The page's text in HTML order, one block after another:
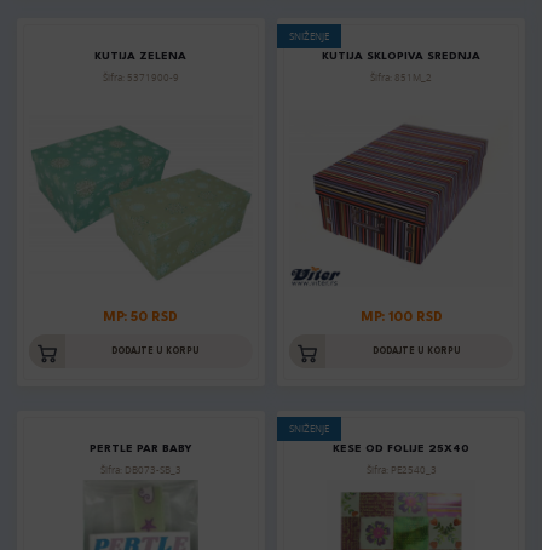
KUTIJA ZELENA
Šifra: 5371900-9
MP: 50 RSD
DODAJTE U KORPU
SNIŽENJE
KUTIJA SKLOPIVA SREDNJA
Šifra: 851M_2
MP: 100 RSD
DODAJTE U KORPU
PERTLE PAR BABY
Šifra: DB073-SB_3
SNIŽENJE
KESE OD FOLIJE 25X40
Šifra: PE2540_3